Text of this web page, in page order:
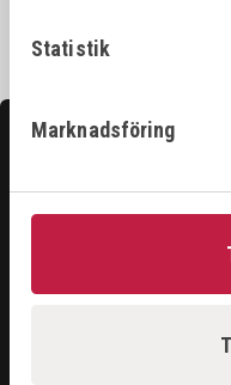
Statistik
Marknadsföring
Kontakta oss
Våra säljare är riktigt